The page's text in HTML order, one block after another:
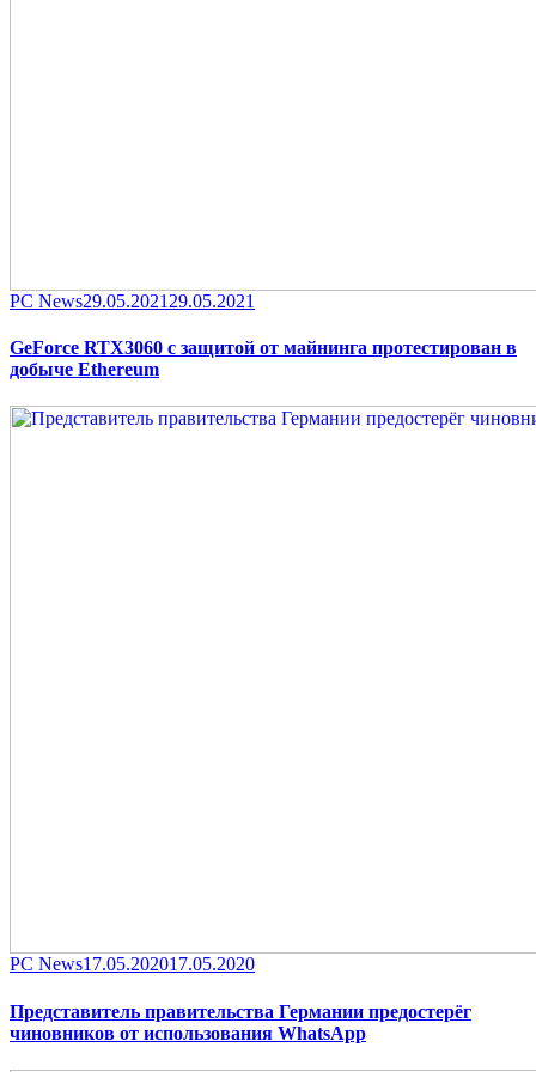
Category
PC NewsPosted
29.05.2021 29.05.2021
GeForce RTX3060 с защитой от майнинга протестирован в
добыче Ethereum
Category
PC NewsPosted
17.05.202017.05.2020
Представитель правительства Германии предостерёг
чиновников от использования WhatsApp